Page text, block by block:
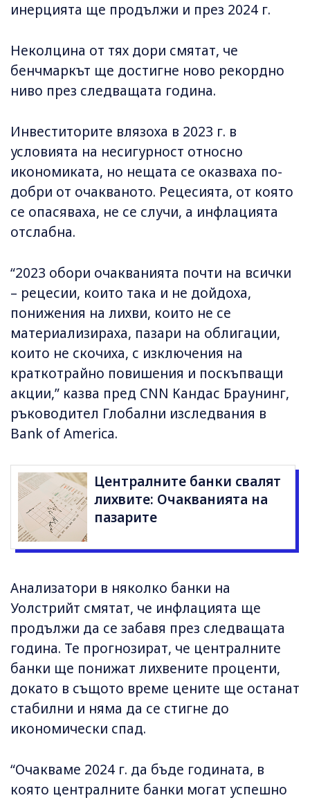
инерцията ще продължи и през 2024 г.
Неколцина от тях дори смятат, че
бенчмаркът ще достигне ново рекордно
ниво през следващата година.
Инвеститорите влязоха в 2023 г. в
условията на несигурност относно
икономиката, но нещата се оказваха по-
добри от очакваното. Рецесията, от която
се опасяваха, не се случи, а инфлацията
отслабна.
“2023 обори очакванията почти на всички
– рецесии, които така и не дойдоха,
понижения на лихви, които не се
материализираха, пазари на облигации,
които не скочиха, с изключения на
краткотрайно повишения и поскъпващи
акции,” казва пред CNN Кандас Браунинг,
ръководител Глобални изследвания в
Bank of America.
Централните банки свалят
лихвите: Очакванията на
пазарите
Анализатори в няколко банки на
Уолстрийт смятат, че инфлацията ще
продължи да се забавя през следващата
година. Те прогнозират, че централните
банки ще понижат лихвените проценти,
докато в същото време цените ще останат
стабилни и няма да се стигне до
икономически спад.
“Очакваме 2024 г. да бъде годината, в
която централните банки могат успешно